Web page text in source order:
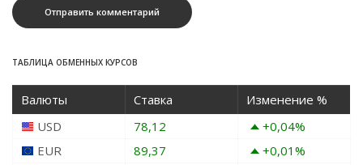
ТАБЛИЦА ОБМЕННЫХ КУРСОВ
Валюты Ставка
Изменение %
USD
78,12 +0,04%
EUR
89,37 +0,01%